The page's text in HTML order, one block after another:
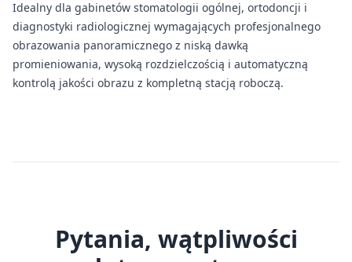
Idealny dla gabinetów stomatologii ogólnej, ortodoncji i
diagnostyki radiologicznej wymagających profesjonalnego
obrazowania panoramicznego z niską dawką
promieniowania, wysoką rozdzielczością i automatyczną
kontrolą jakości obrazu z kompletną stacją roboczą.
Pytania, wątpliwości